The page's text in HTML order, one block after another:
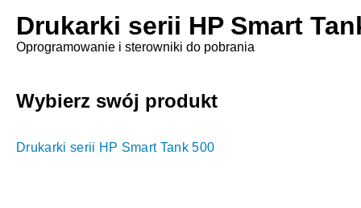
Drukarki serii HP Smart
Oprogramowanie i sterowniki do pobrania
Wybierz swój produkt
Drukarki serii HP Smart Tank 500